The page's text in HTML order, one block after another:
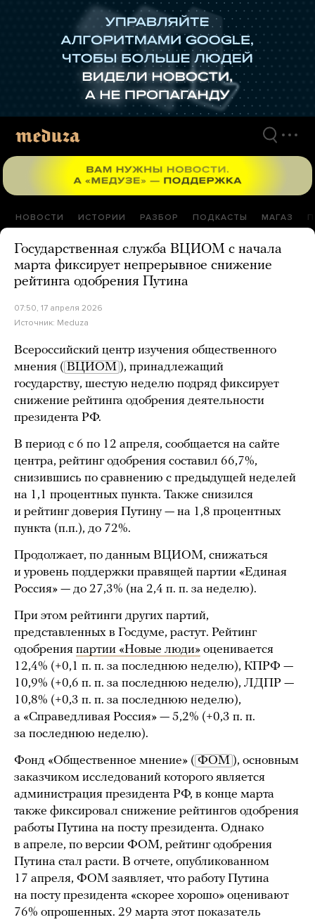
НОВОСТИ ИСТОРИИ РАЗБОР ПОДКАСТЫ МАГАЗ
Государственная служба ВЦИОМ с начала
марта фиксирует непрерывное снижение
рейтинга одобрения Путина
07:50, 17 апреля 2026
Источник: Meduza
Всероссийский центр изучения общественного
мнения ( ВЦИОМ ), принадлежащий
государству, шестую неделю подряд фиксирует
снижение рейтинга одобрения деятельности
президента РФ.
В период с 6 по 12 апреля, сообщается на сайте
центра, рейтинг одобрения составил 66,7%,
снизившись по сравнению с предыдущей неделей
на 1,1 процентных пункта. Также снизился
и рейтинг доверия Путину — на 1,8 процентных
пункта (п.п.), до 72%.
Продолжает, по данным ВЦИОМ, снижаться
и уровень поддержки правящей партии «Единая
Россия» — до 27,3% (на 2,4 п. п. за неделю).
При этом рейтинги других партий,
представленных в Госдуме, растут. Рейтинг
одобрения партии «Новые люди» оценивается
12,4% (+0,1 п. п. за последнюю неделю), КПРФ —
10,9% (+0,6 п. п. за последнюю неделю), ЛДПР —
10,8% (+0,3 п. п. за последнюю неделю),
а «Справедливая Россия» — 5,2% (+0,3 п. п.
за последнюю неделю).
Фонд «Общественное мнение» ( ФОМ ), основным
заказчиком исследований которого является
администрация президента РФ, в конце марта
также фиксировал снижение рейтингов одобрения
работы Путина на посту президента. Однако
в апреле, по версии ФОМ, рейтинг одобрения
Путина стал расти. В отчете, опубликованном
17 апреля, ФОМ заявляет, что работу Путина
на посту президента «скорее хорошо» оценивают
76% опрошенных. 29 марта этот показатель